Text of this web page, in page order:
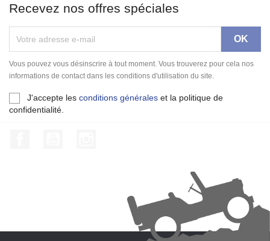
Recevez nos offres spéciales
Vous pouvez vous désinscrire à tout moment. Vous trouverez pour cela nos
informations de contact dans les conditions d'utilisation du site.
J'accepte les conditions générales et la politique de
confidentialité.